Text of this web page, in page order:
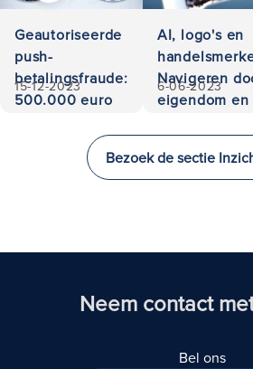
Geautoriseerde
push-
betalingsfraude:
500.000 euro
15-12-2023
AI, logo's en
Navigeren
eigendom en
6-06-2023
Bezoek de sectie
Neem contact
Bel ons